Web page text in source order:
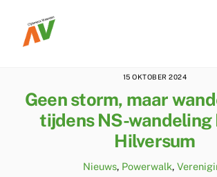
content
15 OKTOBER 2024
Geen storm, maar
tijdens NS-wandeling
Hilversum
Nieuws, Powerwalk,